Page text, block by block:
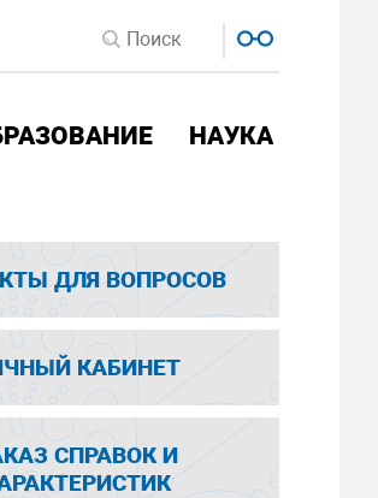
НАУКА
ДЛЯ ВОПРОСОВ
КАБИНЕТ
СПРАВОК И